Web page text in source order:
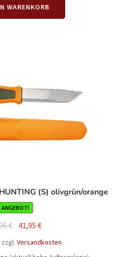
WARENKORB
(S) olivgrün/orange
ANGEBOT!
€ Ursprünglicher
41,95€Aktueller
zzgl. Versandkosten